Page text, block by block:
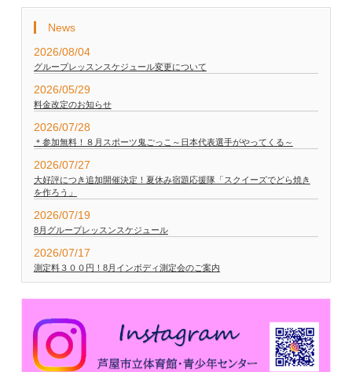
News
2026/08/04
グループレッスンスケジュール変更について
2026/05/29
料金改定のお知らせ
2026/07/28
＊参加無料！８月スポーツ鬼ごっこ～日本代表選手がやってくる～
2026/07/27
大好評につき追加開催決定！夏休み宿題応援隊「スクイーズでどら焼き
を作ろう」
2026/07/19
8月グループレッスンスケジュール
2026/07/17
測定料３００円！8月インボディ測定会のご案内